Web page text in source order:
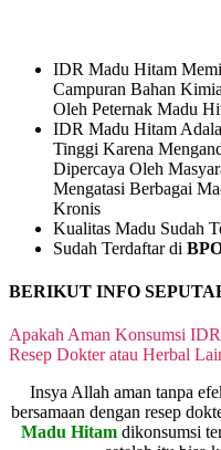
IDR Madu Hitam
Campuran Bahan
Oleh Peternak Madu
IDR Madu Hitam
Tinggi Karena
Dipercaya Oleh
Mengatasi Berbagai
Kronis
Kualitas Madu Sudah
Sudah Terdaftar di
BERIKUT INFO
Apakah Aman Konsumsi
Resep Dokter atau Herbal
Insya Allah aman tanpa
bersamaan dengan resep
Madu Hitam dikonsumsi